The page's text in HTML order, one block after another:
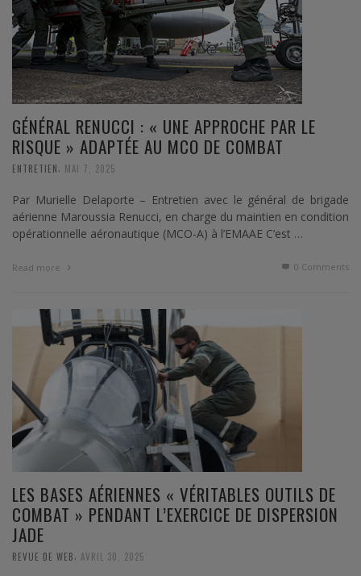
GÉNÉRAL RENUCCI : « UNE APPROCHE PAR LE
RISQUE » ADAPTÉE AU MCO DE COMBAT
ENTRETIEN MAI 7, 2025
Par Murielle Delaporte – Entretien avec le général de brigade
aérienne Maroussia Renucci, en charge du maintien en condition
opérationnelle aéronautique (MCO-A) à l’EMAAE C’est …
Read more 0 Comments
LES BASES AÉRIENNES « VÉRITABLES OUTILS DE
COMBAT » PENDANT L’EXERCICE DE DISPERSION
JADE
REVUE DE WEB AVRIL 30, 2025